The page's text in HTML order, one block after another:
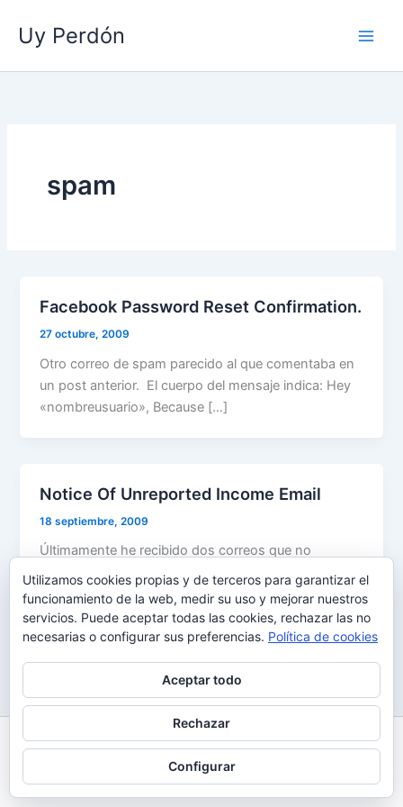
contenido
Uy Perdón
spam
Facebook Password Reset Confirmation.
27 octubre, 2009
Otro correo de spam parecido al que comentaba en
un post anterior. El cuerpo del mensaje indica: Hey
«nombreusuario», Because […]
Notice Of Unreported Income Email
18 septiembre, 2009
Últimamente he recibido dos correos que no
parecían Spam con el Asunto: «Notice Of
Unreported Income Email». Investigando un poco
Todos los derechos © 2026 Uy Perdón
Utilizamos cookies propias y de terceros para garantizar el
funcionamiento de la web, medir su uso y mejorar nuestros
servicios. Puede aceptar todas las cookies, rechazar las no
necesarias o configurar sus preferencias. Política de cookies
Aceptar todo
Rechazar
Configurar